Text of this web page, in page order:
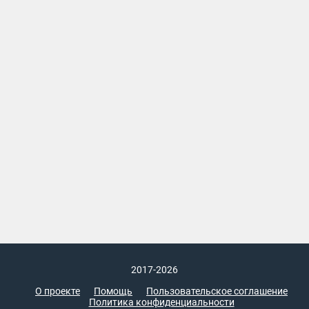
2017-2026
О проекте
Помощь
Пользовательское соглашение
Политика конфиденциальности